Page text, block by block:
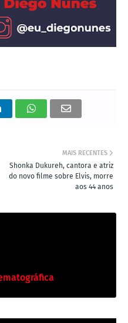
MAIS RECENTES
Shonka Dukureh, cantora e atriz
do novo filme sobre Elvis, morre
aos 44 anos